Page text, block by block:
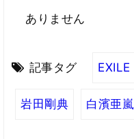
ありません
記事タグ EXILE
岩田剛典 白濱亜嵐